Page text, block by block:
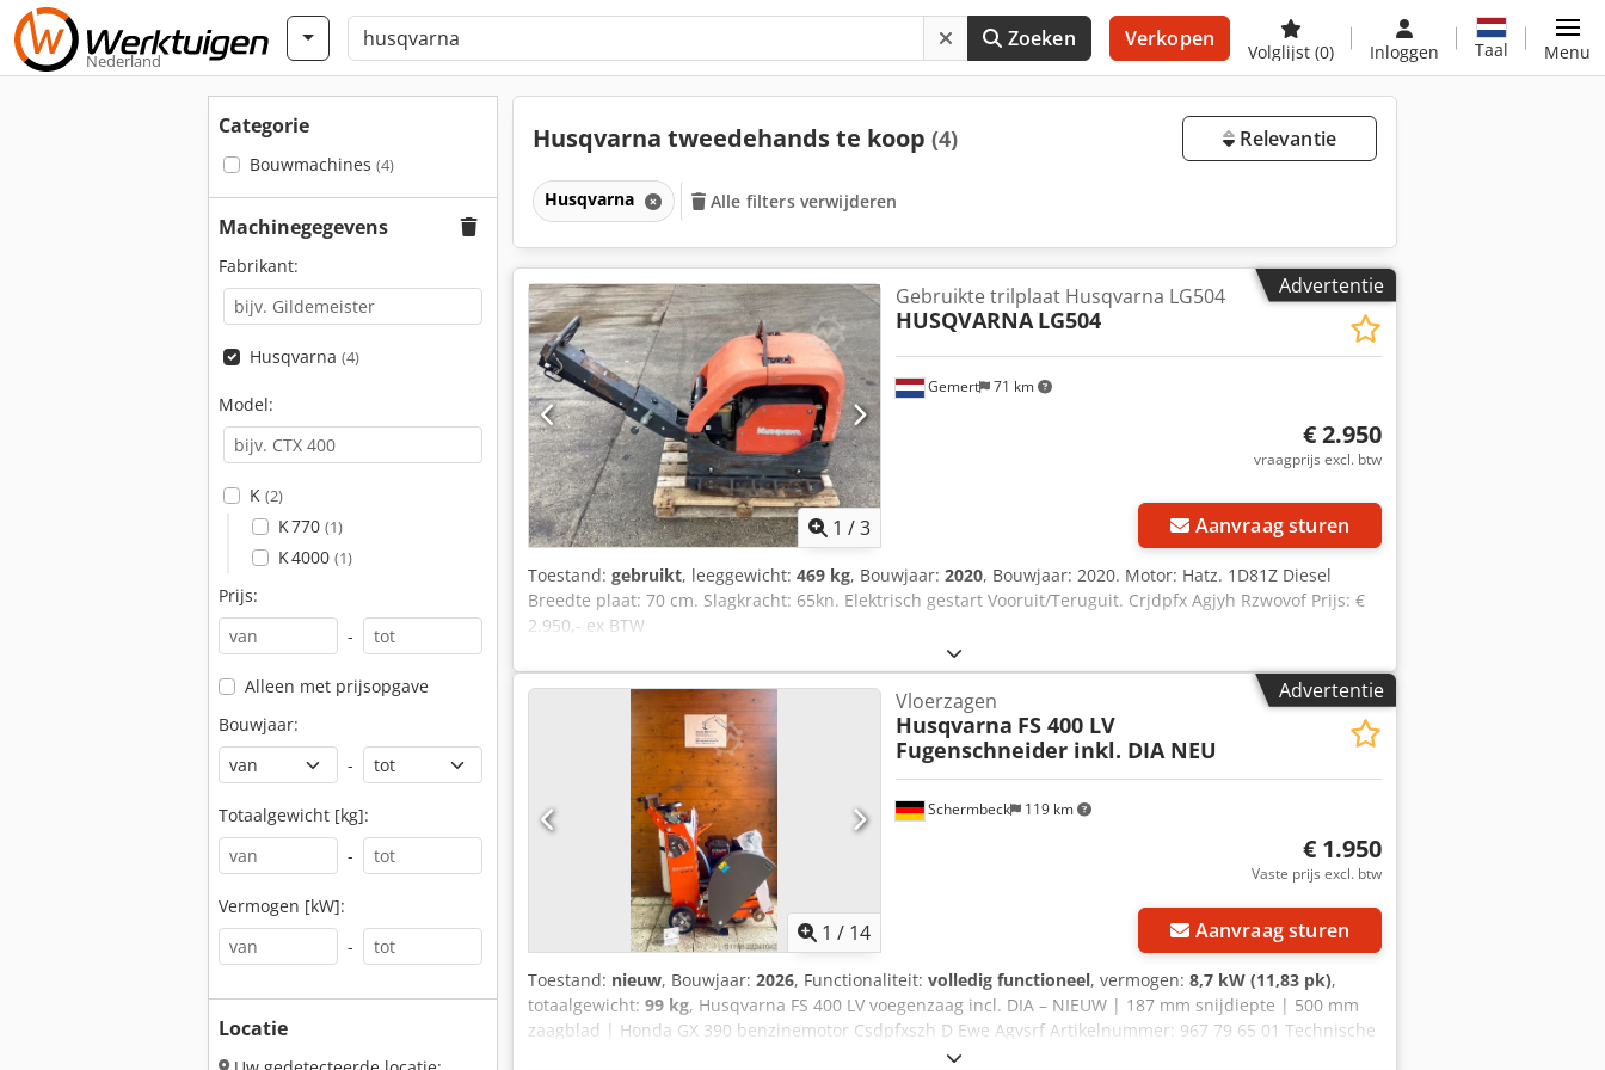
Nederland
Zoeken Verkopen
Volglijst (0) Inloggen Taal Menu
Categorie
Bouwmachines (4)
Machinegegevens
Fabrikant:
Husqvarna (4)
Model:
K (2)
K 770 (1)
K 4000 (1)
Prijs:
-
Alleen met prijsopgave
Bouwjaar:
-
Totaalgewicht [kg]:
-
Vermogen [kW]:
-
Locatie
Husqvarna tweedehands te koop (4) Relevantie
Husqvarna Alle filters verwijderen
Advertentie
1 /3
Gemert 71 km
Gebruikte trilplaat Husqvarna LG504
HUSQVARNA LG504
€ 2.950
vraagprijs excl. btw
Aanvraag sturen
Toestand: gebruikt, leeggewicht: 469 kg, Bouwjaar: 2020, Bouwjaar: 2020. Motor: Hatz. 1D81Z Diesel
Breedte plaat: 70 cm. Slagkracht: 65kn. Elektrisch gestart Vooruit/Teruguit. Crjdpfx Agjyh Rzwovof Prijs: €
2.950,- ex BTW
Advertentie
1 / 14
Schermbeck 119 km
Vloerzagen
Husqvarna FS 400 LV
Fugenschneider inkl. DIA NEU
€ 1.950
Vaste prijs excl. btw
Aanvraag sturen
Toestand: nieuw, Bouwjaar: 2026, Functionaliteit: volledig functioneel, vermogen: 8,7 kW (11,83 pk),
totaalgewicht: 99 kg, Husqvarna FS 400 LV voegenzaag incl. DIA – NIEUW | 187 mm snijdiepte | 500 mm
zaagblad | Honda GX 390 benzinemotor Csdpfxszh D Ewe Agvsrf Artikelnummer: 967 79 65 01 Technische
gegevens: Fabrikant: Husqvarna Model: FS 400 LV Staat: NIEUW Bedrijfsgewicht: 99 kg Zaagbladdiameter: